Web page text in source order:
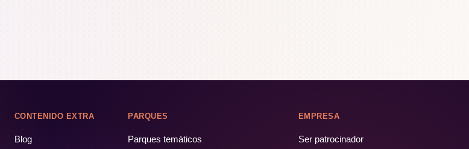
CONTENIDO EXTRA
Blog
PARQUES
Parques temáticos
EMPRESA
Ser patrocinador